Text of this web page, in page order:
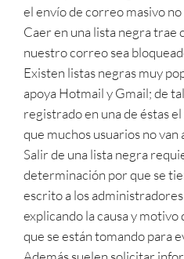
el envío de correo masivo no
Caer en una lista negra trae
nuestro correo sea
Existen listas negras muy
apoya Hotmail y Gmail; de
registrado en una de éstas
que muchos usuarios no
Salir de una lista negra
determinación por que se
escrito a los
explicando la causa y motivo
que se están tomando para